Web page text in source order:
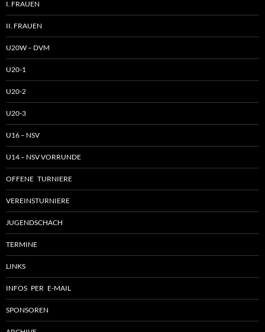
I. FRAUEN
II. FRAUEN
U20W – DVM
U20-1
U20-2
U20-3
U16 – NSV
U14 – NSV VORRUNDE
OFFENE TURNIERE
VEREINSTURNIERE
JUGENDSCHACH
TERMINE
LINKS
INFOS PER E-MAIL
SPONSOREN